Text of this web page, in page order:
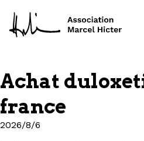
Achat
france
2026/8/6